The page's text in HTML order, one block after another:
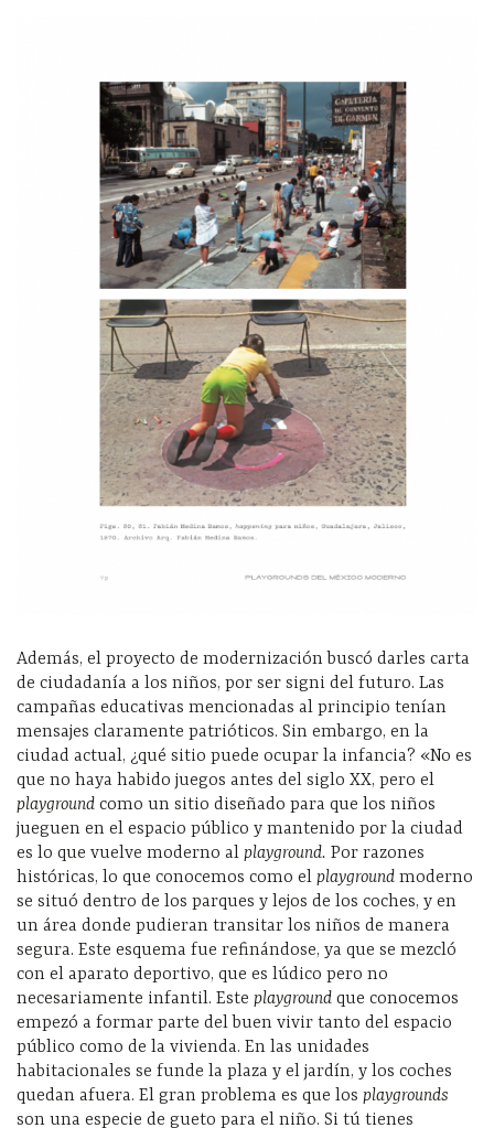
Además, el proyecto de modernización buscó darles carta
de ciudadanía a los niños, por ser signi del futuro. Las
campañas educativas mencionadas al principio tenían
mensajes claramente patrióticos. Sin embargo, en la
ciudad actual, ¿qué sitio puede ocupar la infancia? «No es
que no haya habido juegos antes del siglo XX, pero el
playground como un sitio diseñado para que los niños
jueguen en el espacio público y mantenido por la ciudad
es lo que vuelve moderno al playground. Por razones
históricas, lo que conocemos como el playground moderno
se situó dentro de los parques y lejos de los coches, y en
un área donde pudieran transitar los niños de manera
segura. Este esquema fue refinándose, ya que se mezcló
con el aparato deportivo, que es lúdico pero no
necesariamente infantil. Este playground que conocemos
empezó a formar parte del buen vivir tanto del espacio
público como de la vivienda. En las unidades
habitacionales se funde la plaza y el jardín, y los coches
quedan afuera. El gran problema es que los playgrounds
son una especie de gueto para el niño. Si tú tienes